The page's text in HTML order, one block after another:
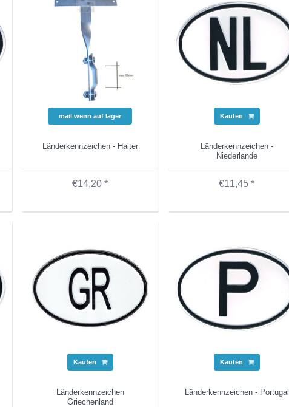
mail wenn auf lager
Länderkennzeichen - Halter
€14,20 *
Kaufen
Länderkennzeichen -
Niederlande
€11,45 *
Kaufen
Länderkennzeichen
Griechenland
Kaufen
Länderkennzeichen - Portugal